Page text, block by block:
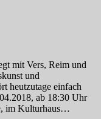
mit Vers, Reim und
und
heutzutage einfach
ab 18:30 Uhr
im Kulturhaus…